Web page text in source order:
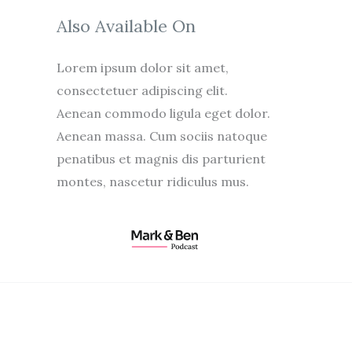
Also Available On
Lorem ipsum dolor sit amet,
consectetuer adipiscing elit.
Aenean commodo ligula eget dolor.
Aenean massa. Cum sociis natoque
penatibus et magnis dis parturient
montes, nascetur ridiculus mus.